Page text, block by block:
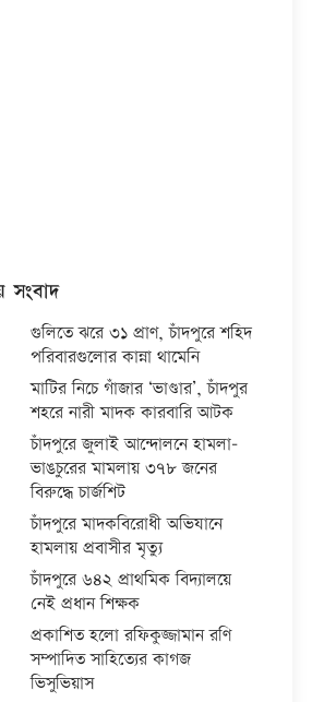
সংবাদ
গুলিতে ঝরে ৩১ প্রাণ, চাঁদপুরে শহিদ
পরিবারগুলোর কান্না থামেনি
মাটির নিচে গাঁজার ‘ভাণ্ডার’, চাঁদপুর
শহরে নারী মাদক কারবারি আটক
চাঁদপুরে জুলাই আন্দোলনে হামলা-
ভাঙচুরের মামলায় ৩৭৮ জনের
বিরুদ্ধে চার্জশিট
চাঁদপুরে মাদকবিরোধী অভিযানে
হামলায় প্রবাসীর মৃত্যু
চাঁদপুরে ৬৪২ প্রাথমিক বিদ্যালয়ে
নেই প্রধান শিক্ষক
প্রকাশিত হলো রফিকুজ্জামান রণি
সম্পাদিত সাহিত্যের কাগজ
ভিসুভিয়াস